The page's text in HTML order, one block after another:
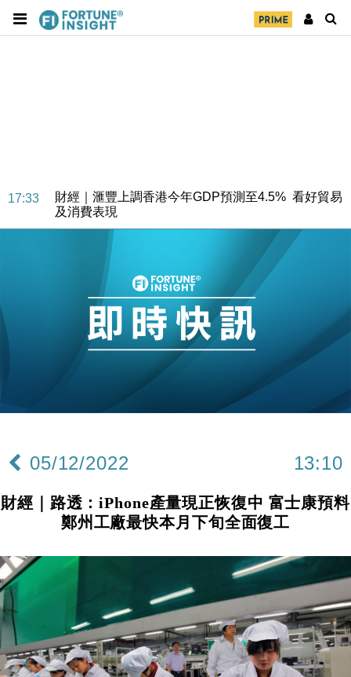
17:33
財經｜滙豐上調香港今年GDP預測至4.5% 看好貿易
及消費表現
本地｜假冒內地執法人員要求交「保證金」 43歲女子
損失近6900萬元
財經｜日經失守6.5萬點後回穩 全周仍升近2%
財經｜恒隆10月換帥 玩具「反」斗城亞洲CEO蔡德
15:11
財經｜韓股反覆波動收跌 連挫7周創逾3年最長跌勢
財經｜內地7月美元計價出口增近24%勝預期 貿易順
11:12
國際｜特朗普料美伊戰事快結束 承認部分彈藥庫存緊
15:59
財經｜SA售股自救後再出手 斥4億美元押注未上市公
司
47仙
17:33
財經｜滙豐上調香港今年GDP預測至4.5% 看好貿易
及消費表現
16:47
本地｜假冒內地執法人員要求交「保證金」 43歲女子
損失近6900萬元
16:05
財經｜日經失守6.5萬點後回穩 全周仍升近2%
05/12/2022 13:10
財經｜路透：iPhone產量現正恢復中 富士康預料
鄭州工廠最快本月下旬全面復工